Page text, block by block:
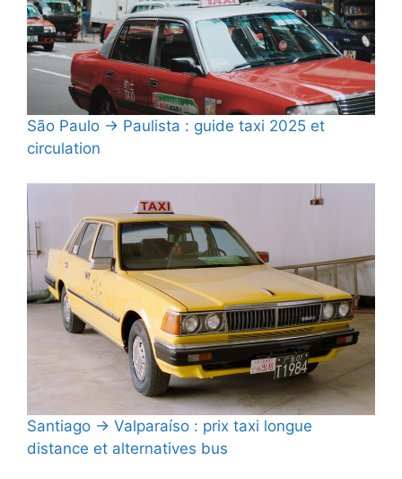
São Paulo → Paulista : guide taxi 2025 et
circulation
Santiago → Valparaíso : prix taxi longue
distance et alternatives bus